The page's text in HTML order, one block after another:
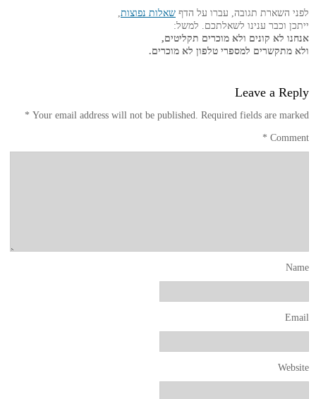
לפני השארת תגובה, עברו על הדף שאלות נפוצות,
ייתכן וכבר ענינו לשאלתכם. למשל:
אנחנו לא קונים ולא מוכרים תקליטים,
ולא מתקשרים למספרי טלפון לא מוכרים.
Leave a Reply
Your email address will not be published. Required fields are marked
*
Comment
*
Name
Email
Website